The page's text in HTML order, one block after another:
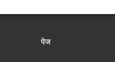
पेज